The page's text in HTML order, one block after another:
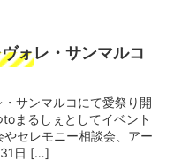
ォレ・サンマルコ
サンマルコにて愛祭り開
まるしぇとしてイベント
セレモニー相談会、アー
31日 […]